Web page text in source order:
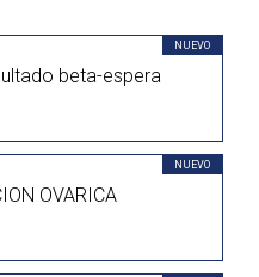
NUEVO
beta-espera
NUEVO
OVARICA